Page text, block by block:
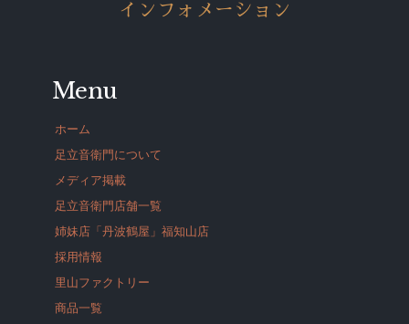
インフォメーション
Menu
ホーム
足立音衛門について
メディア掲載
足立音衛門店舗一覧
姉妹店「丹波鶴屋」福知山店
採用情報
里山ファクトリー
商品一覧